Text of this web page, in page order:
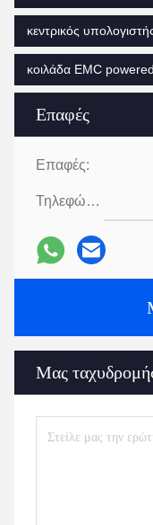
Επαφές
Επαφές:
Τηλεφώνημα:
Μας
κεντρικός
κοιλάδα EMC